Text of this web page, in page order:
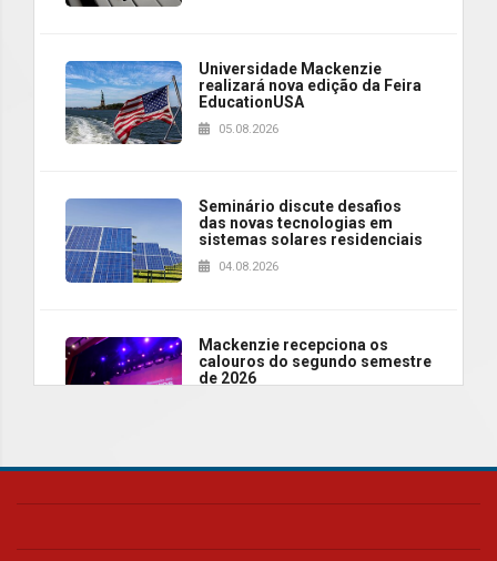
Universidade Mackenzie
realizará nova edição da Feira
EducationUSA
05.08.2026
Seminário discute desafios
das novas tecnologias em
sistemas solares residenciais
04.08.2026
Mackenzie recepciona os
calouros do segundo semestre
de 2026
Brasília prepara seus